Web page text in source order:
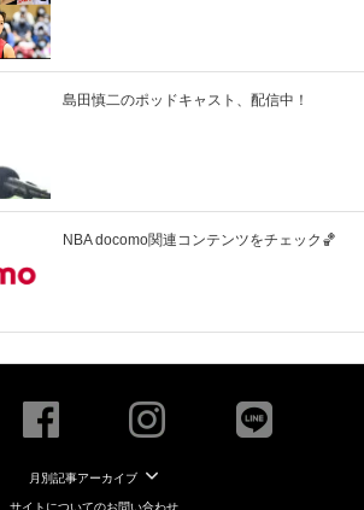
島田慎二のポッドキャスト、配信中！
NBA docomo関連コンテンツをチェック🏀
月別記事アーカイブ
サイトについてのお問い合わせ